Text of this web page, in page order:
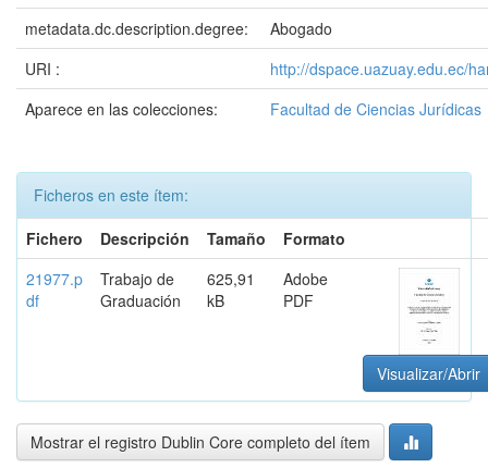
metadata.dc.description.degree:
Abogado
URI :
http://dspace.uazuay.edu.ec/
Aparece en las colecciones:
Facultad de Ciencias Jurídicas
Ficheros en este ítem:
Fichero
Descripción Tamaño
Formato
21977.p
df
Trabajo de
Graduación
625,91
kB
Adobe
PDF
Visualizar/Abrir
Mostrar el registro Dublin Core completo del ítem